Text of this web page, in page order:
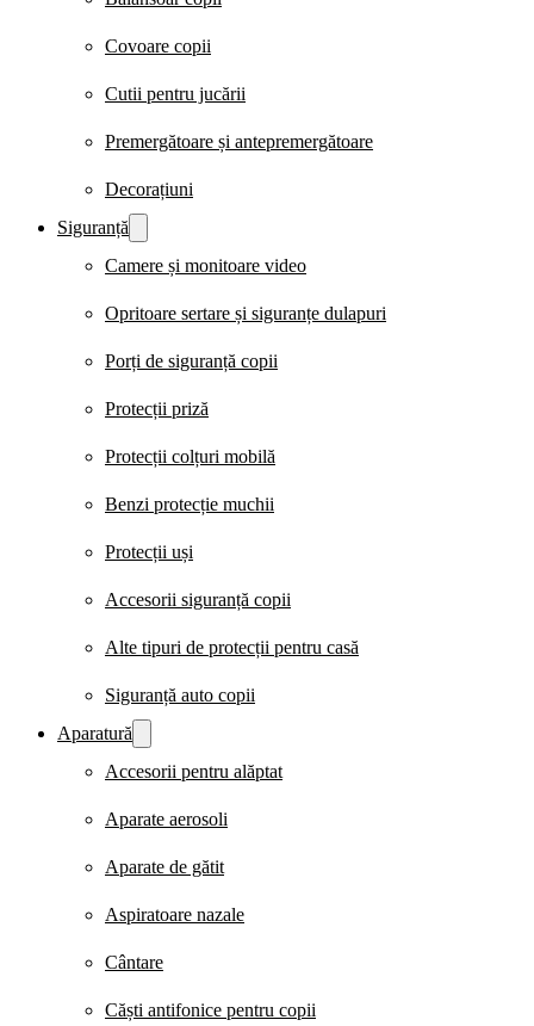
Covoare copii
Cutii pentru jucării
Premergătoare și antepremergătoare
Decorațiuni
Siguranță
Camere și monitoare video
Opritoare sertare și siguranțe dulapuri
Porți de siguranță copii
Protecții priză
Protecții colțuri mobilă
Benzi protecție muchii
Protecții uși
Accesorii siguranță copii
Alte tipuri de protecții pentru casă
Siguranță auto copii
Aparatură
Accesorii pentru alăptat
Aparate aerosoli
Aparate de gătit
Aspiratoare nazale
Cântare
Căști antifonice pentru copii